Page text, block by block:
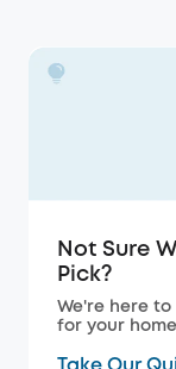
Not Sure
Pick?
We're here
for your